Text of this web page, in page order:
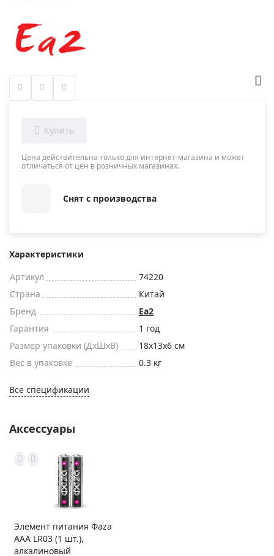
Цена действительна только для интернет-магазина и может
отличаться от цен в розничных магазинах.
Снят с производства
Характеристики
Артикул
74220
Страна
Китай
Бренд
Еа2
Гарантия
1 год
Размер упаковки (ДxШxВ)
18x13x6 см
Вес в упаковке
0.3 кг
Все спецификации
Аксессуары
Элемент питания Фаza
AAA LR03 (1 шт.),
алкалиновый